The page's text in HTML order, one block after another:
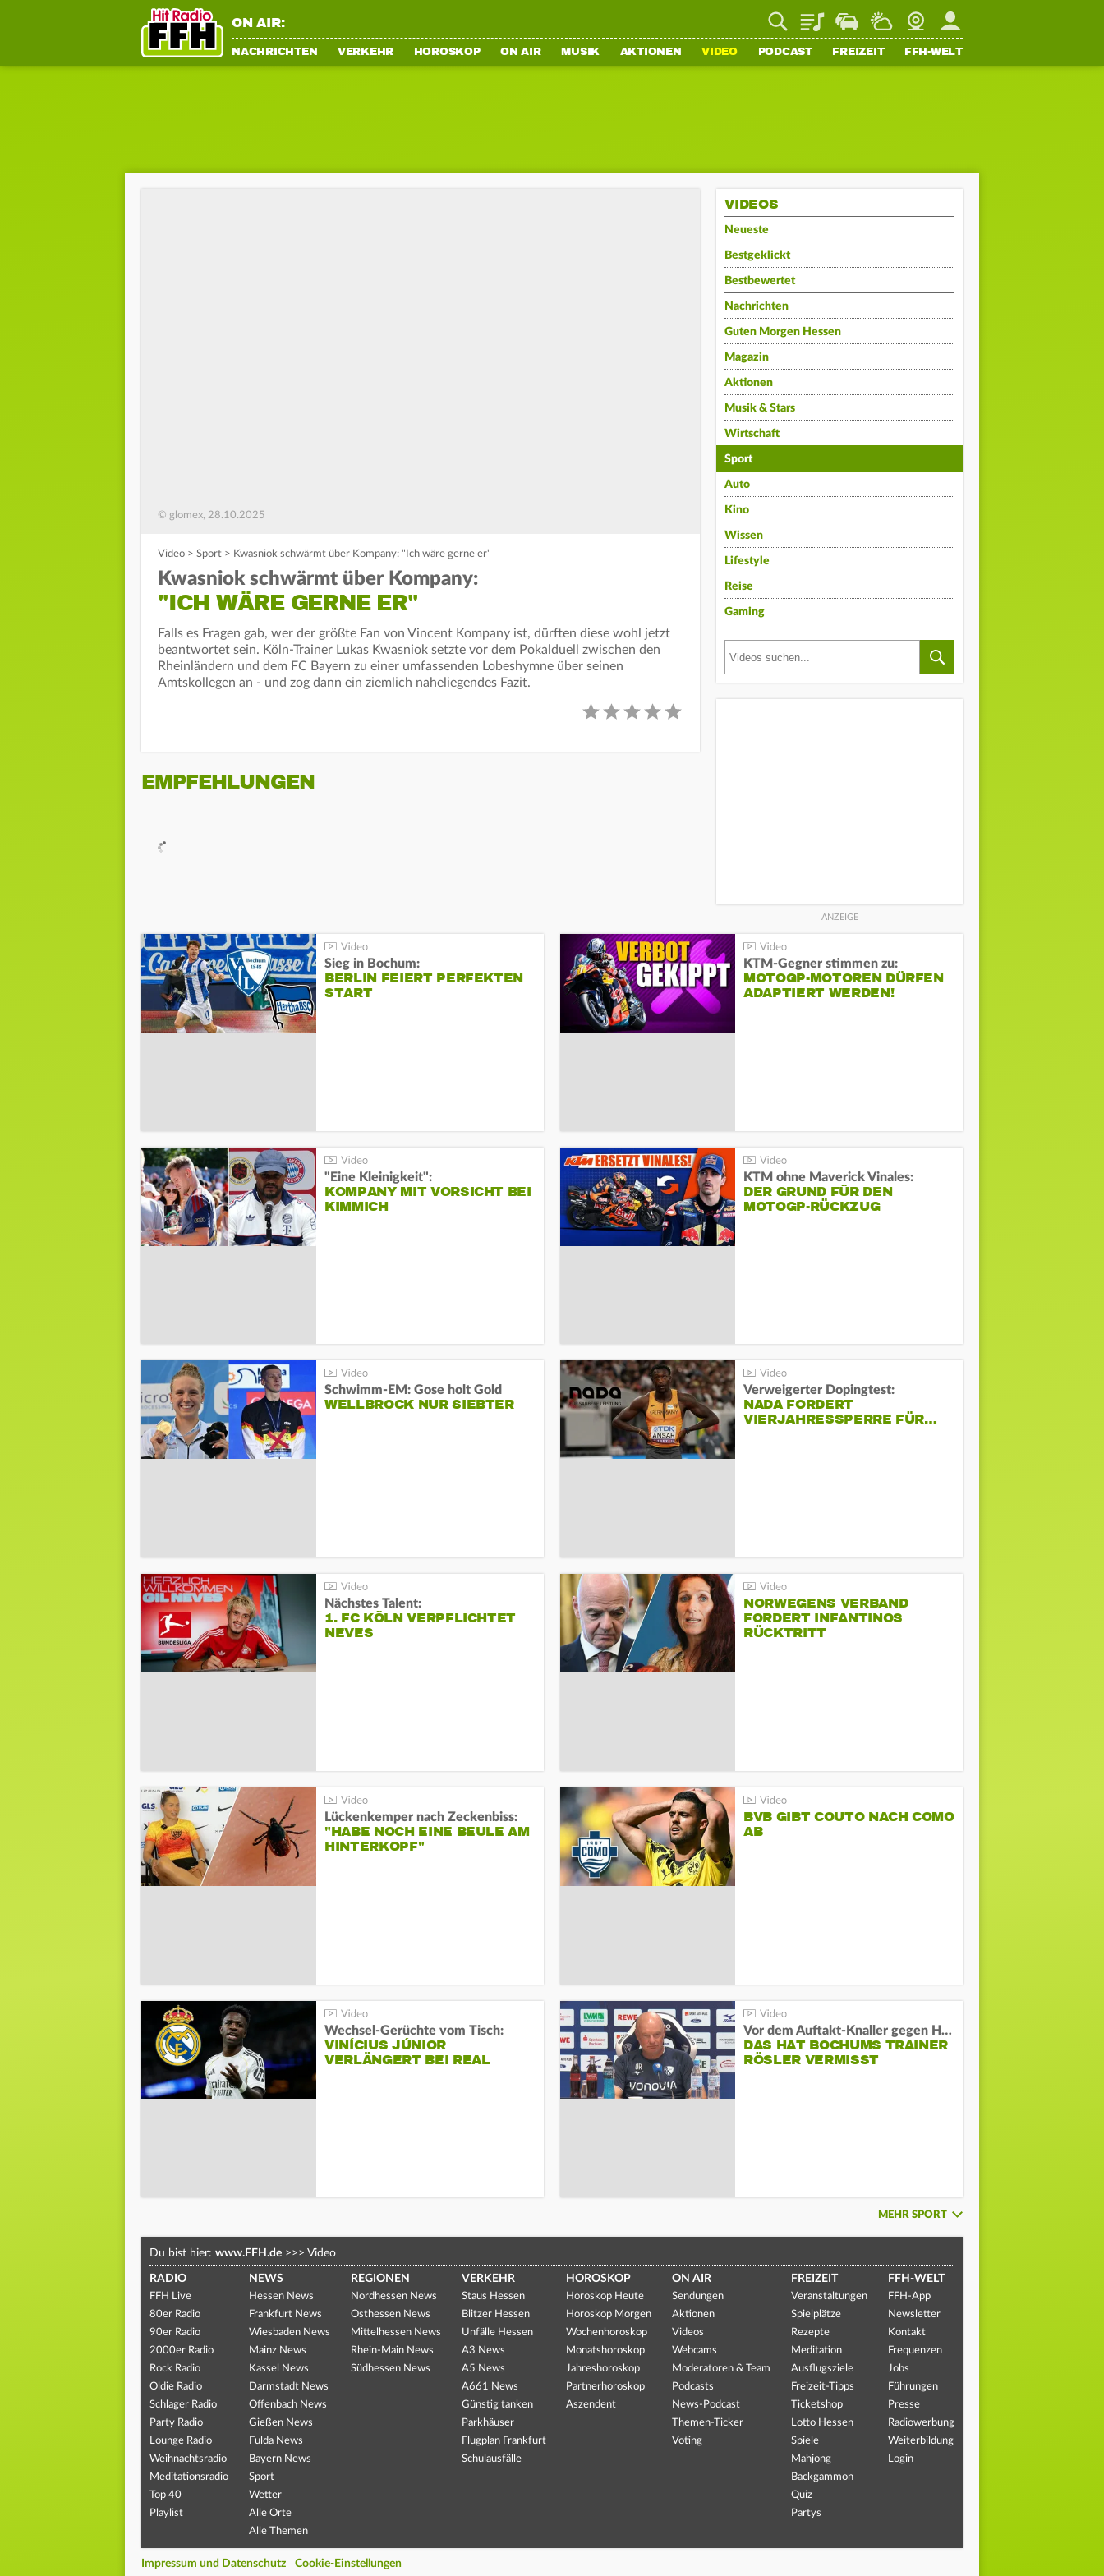
ON AIR: PlaylistStaupilotWetterWebcamMein FFH
NACHRICHTEN VERKEHR HOROSKOP ON AIR MUSIK AKTIONEN VIDEO PODCAST FREIZEIT FFH-WELT
© glomex, 28.10.2025
Video > Sport > Kwasniok schwärmt über Kompany: "Ich wäre gerne er"
Kwasniok schwärmt über Kompany:
"ICH WÄRE GERNE ER"
Falls es Fragen gab, wer der größte Fan von Vincent Kompany ist, dürften diese wohl jetzt
beantwortet sein. Köln-Trainer Lukas Kwasniok setzte vor dem Pokalduell zwischen den
Rheinländern und dem FC Bayern zu einer umfassenden Lobeshymne über seinen
Amtskollegen an - und zog dann ein ziemlich naheliegendes Fazit.
EMPFEHLUNGEN
VIDEOS
Neueste
Bestgeklickt
Bestbewertet
Nachrichten
Guten Morgen Hessen
Magazin
Aktionen
Musik & Stars
Wirtschaft
Sport
Auto
Kino
Wissen
Lifestyle
Reise
Gaming
Sieg in Bochum:
BERLIN FEIERT PERFEKTEN
START
KTM-Gegner stimmen zu:
MOTOGP-MOTOREN DÜRFEN
ADAPTIERT WERDEN!
"Eine Kleinigkeit":
KOMPANY MIT VORSICHT BEI
KIMMICH
KTM ohne Maverick Vinales:
DER GRUND FÜR DEN
MOTOGP-RÜCKZUG
Schwimm-EM: Gose holt Gold
WELLBROCK NUR SIEBTER
Verweigerter Dopingtest:
NADA FORDERT
VIERJAHRESSPERRE FÜR…
Nächstes Talent:
1. FC KÖLN VERPFLICHTET
NEVES
NORWEGENS VERBAND
FORDERT INFANTINOS
RÜCKTRITT
Lückenkemper nach Zeckenbiss:
"HABE NOCH EINE BEULE AM
HINTERKOPF"
BVB GIBT COUTO NACH COMO
AB
Wechsel-Gerüchte vom Tisch:
VINÍCIUS JÚNIOR
VERLÄNGERT BEI REAL
Vor dem Auftakt-Knaller gegen Hertha:
DAS HAT BOCHUMS TRAINER
RÖSLER VERMISST
MEHR SPORT
Du bist hier: www.FFH.de >>> Video
RADIO
FFH Live
80er Radio
90er Radio
2000er Radio
Rock Radio
Oldie Radio
Schlager Radio
Party Radio
Lounge Radio
Weihnachtsradio
Meditationsradio
Top 40
Playlist
NEWS
Hessen News
Frankfurt News
Wiesbaden News
Mainz News
Kassel News
Darmstadt News
Offenbach News
Gießen News
Fulda News
Bayern News
Sport
Wetter
Alle Orte
Alle Themen
REGIONEN
Nordhessen News
Osthessen News
Mittelhessen News
Rhein-Main News
Südhessen News
VERKEHR
Staus Hessen
Blitzer Hessen
Unfälle Hessen
A3 News
A5 News
A661 News
Günstig tanken
Parkhäuser
Flugplan Frankfurt
Schulausfälle
HOROSKOP
Horoskop Heute
Horoskop Morgen
Wochenhoroskop
Monatshoroskop
Jahreshoroskop
Partnerhoroskop
Aszendent
ON AIR
Sendungen
Aktionen
Videos
Webcams
Moderatoren & Team
Podcasts
News-Podcast
Themen-Ticker
Voting
FREIZEIT
Veranstaltungen
Spielplätze
Rezepte
Meditation
Ausflugsziele
Freizeit-Tipps
Ticketshop
Lotto Hessen
Spiele
Mahjong
Backgammon
Quiz
Partys
FFH-WELT
FFH-App
Newsletter
Kontakt
Frequenzen
Jobs
Führungen
Presse
Radiowerbung
Weiterbildung
Login
Impressum und Datenschutz Cookie-Einstellungen